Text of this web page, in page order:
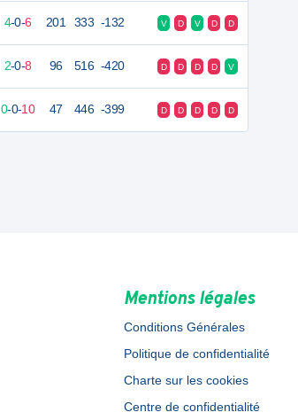
4-0-6 201 333 -132 V D V D D
2-0-8 96 516 -420 D D D D V
0-0-10 47 446 -399 D D D D D
Mentions légales
Conditions Générales
Politique de confidentialité
Charte sur les cookies
Centre de confidentialité